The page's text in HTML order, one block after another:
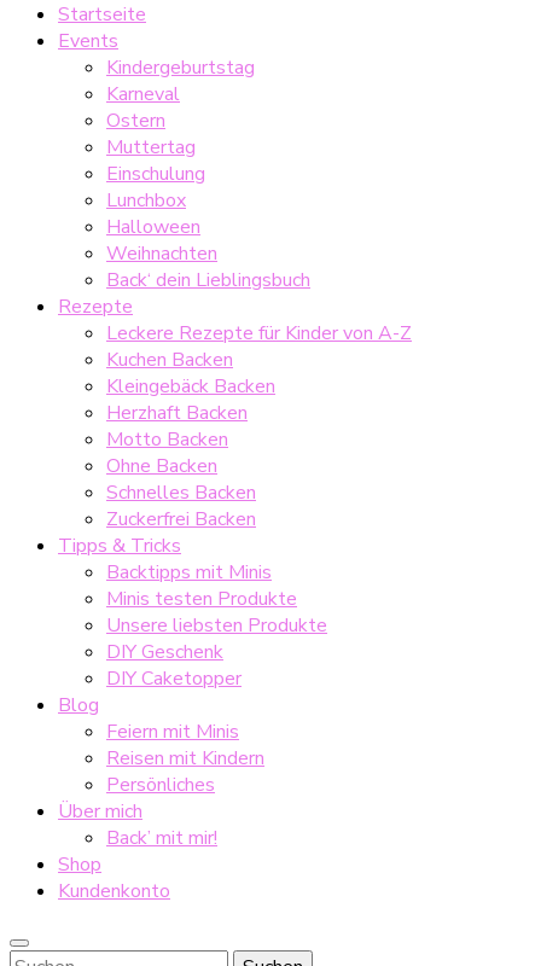
Startseite
Events
Kindergeburtstag
Karneval
Ostern
Muttertag
Einschulung
Lunchbox
Halloween
Weihnachten
Back‘ dein Lieblingsbuch
Rezepte
Leckere Rezepte für Kinder von A-Z
Kuchen Backen
Kleingebäck Backen
Herzhaft Backen
Motto Backen
Ohne Backen
Schnelles Backen
Zuckerfrei Backen
Tipps & Tricks
Backtipps mit Minis
Minis testen Produkte
Unsere liebsten Produkte
DIY Geschenk
DIY Caketopper
Blog
Feiern mit Minis
Reisen mit Kindern
Persönliches
Über mich
Back’ mit mir!
Shop
Kundenkonto